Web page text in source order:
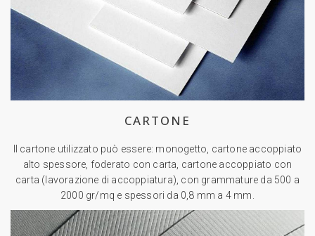
CARTONE
Il cartone utilizzato può essere: monogetto, cartone accoppiato
alto spessore, foderato con carta, cartone accoppiato con
carta (lavorazione di accoppiatura), con grammature da 500 a
2000 gr/mq e spessori da 0,8 mm a 4 mm.